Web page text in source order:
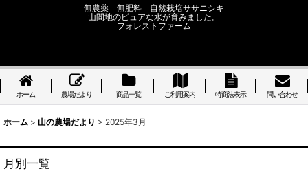
無農薬 無肥料 自然栽培ササニシキ
山間地のピュアな水が育みました。
フォレストファーム
ホーム 農場だより 商品一覧 ご利用案内 特商法表示 問い合わせ
ホーム > 山の農場だより > 2025年3月
月別一覧